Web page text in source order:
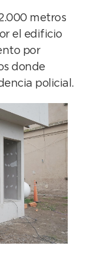
metros
el edificio
por
donde
policial.